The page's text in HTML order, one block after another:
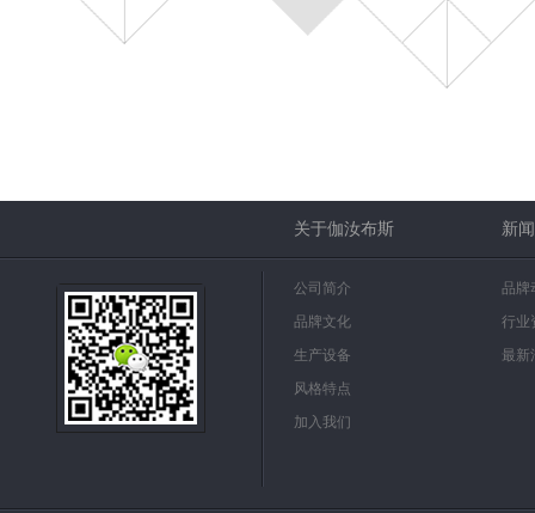
关于伽汝布斯 新
公司简介
品牌文化
生产设备
风格特点
加入我们
品牌
行业
最新